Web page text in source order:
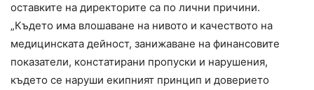
оставките на директорите са по лични причини.
„Където има влошаване на нивото и качеството на
медицинската дейност, занижаване на финансовите
показатели, констатирани пропуски и нарушения,
където се наруши екипният принцип и доверието